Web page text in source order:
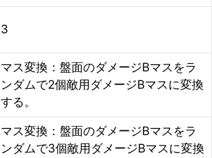
3
マス変換：盤面のダメージBマスをラ
ンダムで2個敵用ダメージBマスに変換
する。
マス変換：盤面のダメージBマスをラ
ンダムで3個敵用ダメージBマスに変換